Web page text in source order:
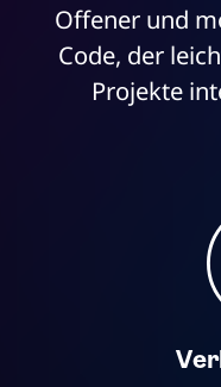
Offener und
Code, der
Projekte